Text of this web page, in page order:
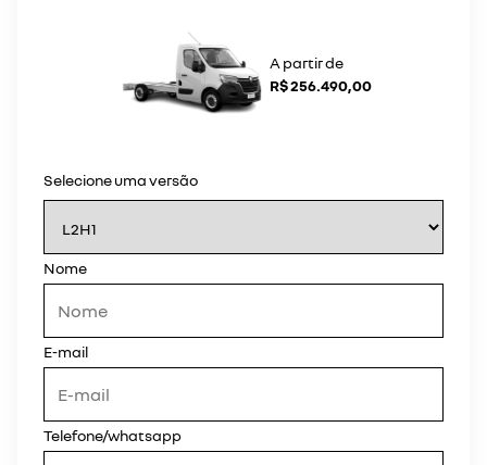
A partir de
R$ 256.490,00
Selecione uma versão
Nome
E-mail
Telefone/whatsapp